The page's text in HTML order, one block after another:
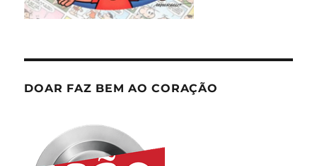
DOAR FAZ BEM AO CORAÇÃO